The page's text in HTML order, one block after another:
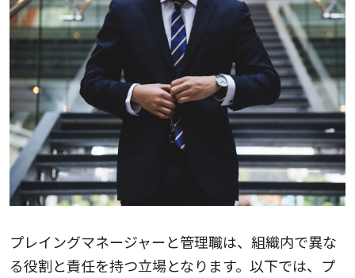
プレイングマネージャーと管理職は、組織内で異な
る役割と責任を持つ立場となります。以下では、プ